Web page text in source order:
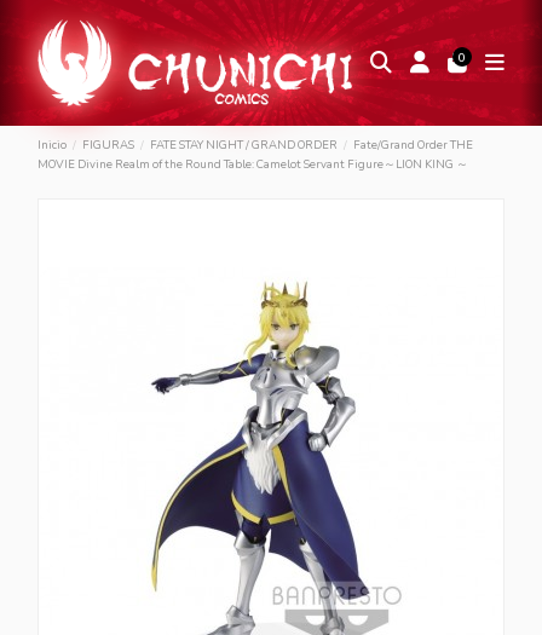
0
Inicio FIGURAS FATE STAY NIGHT / GRAND ORDER
Fate/Grand Order THE
MOVIE Divine Realm of the Round Table: Camelot Servant Figure～LION KING ～